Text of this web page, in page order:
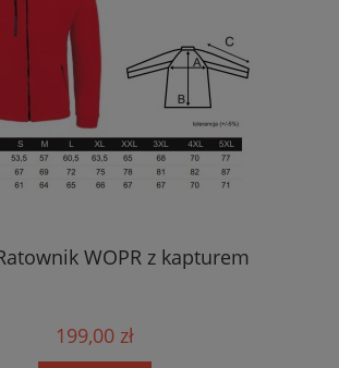
WOPR z kapturem
199,00 zł